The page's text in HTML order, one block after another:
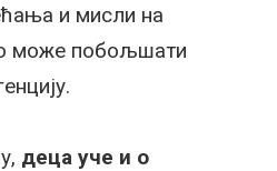
и мисли на
може побољшати
деца уче и о